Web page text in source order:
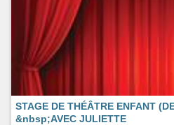
STAGE DE THÉÂTRE ENFANT
&nbsp;AVEC JULIETTE